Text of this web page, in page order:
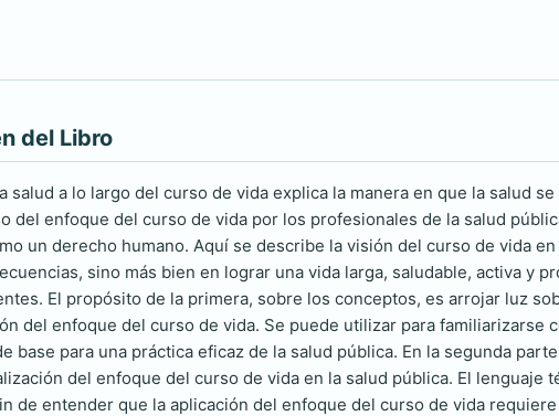
del Libro
salud a lo largo del curso de vida explica la manera en que la salud
del enfoque del curso de vida por los profesionales de la salud
un derecho humano. Aquí se describe la visión del curso de vida
sino más bien en lograr una vida larga, saludable, activa y
El propósito de la primera, sobre los conceptos, es arrojar luz
del enfoque del curso de vida. Se puede utilizar para familiarizarse
base para una práctica eficaz de la salud pública. En la segunda
del enfoque del curso de vida en la salud pública. El lenguaje
de entender que la aplicación del enfoque del curso de vida